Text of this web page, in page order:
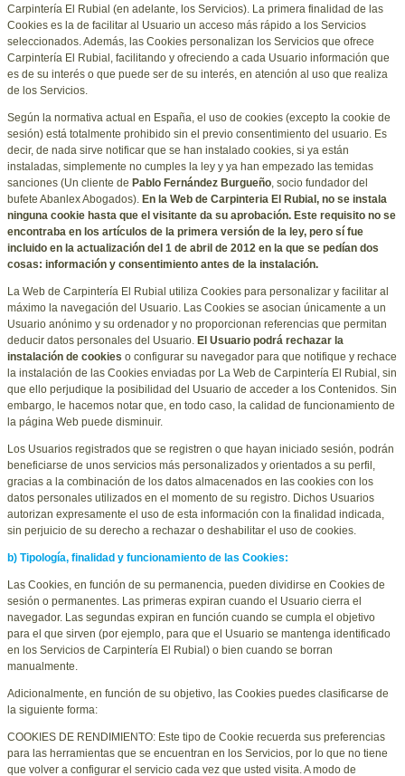
Carpintería El Rubial (en adelante, los Servicios). La primera finalidad de las
Cookies es la de facilitar al Usuario un acceso más rápido a los Servicios
seleccionados. Además, las Cookies personalizan los Servicios que ofrece
Carpintería El Rubial , facilitando y ofreciendo a cada Usuario información que
es de su interés o que puede ser de su interés, en atención al uso que realiza
de los Servicios.
Según la normativa actual en España, el uso de cookies (excepto la cookie de
sesión) está totalmente prohibido sin el previo consentimiento del usuario. Es
decir, de nada sirve notificar que se han instalado cookies, si ya están
instaladas, simplemente no cumples la ley y ya han empezado las temidas
sanciones (Un cliente de Pablo Fernández Burgueño, socio fundador del
bufete Abanlex Abogados). En la Web de Carpinteria El Rubial, no se instala
ninguna cookie hasta que el visitante da su aprobación. Este requisito no se
encontraba en los artículos de la primera versión de la ley, pero sí fue
incluido en la actualización del 1 de abril de 2012 en la que se pedían dos
cosas: información y consentimiento antes de la instalación.
La Web de Carpintería El Rubial utiliza Cookies para personalizar y facilitar al
máximo la navegación del Usuario. Las Cookies se asocian únicamente a un
Usuario anónimo y su ordenador y no proporcionan referencias que permitan
deducir datos personales del Usuario. El Usuario podrá rechazar la
instalación de cookies o configurar su navegador para que notifique y rechace
la instalación de las Cookies enviadas por La Web de Carpintería El Rubial , sin
que ello perjudique la posibilidad del Usuario de acceder a los Contenidos. Sin
embargo, le hacemos notar que, en todo caso, la calidad de funcionamiento de
la página Web puede disminuir.
Los Usuarios registrados que se registren o que hayan iniciado sesión, podrán
beneficiarse de unos servicios más personalizados y orientados a su perfil,
gracias a la combinación de los datos almacenados en las cookies con los
datos personales utilizados en el momento de su registro. Dichos Usuarios
autorizan expresamente el uso de esta información con la finalidad indicada,
sin perjuicio de su derecho a rechazar o deshabilitar el uso de cookies.
b) Tipología, finalidad y funcionamiento de las Cookies:
Las Cookies, en función de su permanencia, pueden dividirse en Cookies de
sesión o permanentes. Las primeras expiran cuando el Usuario cierra el
navegador. Las segundas expiran en función cuando se cumpla el objetivo
para el que sirven (por ejemplo, para que el Usuario se mantenga identificado
en los Servicios de Carpintería El Rubial ) o bien cuando se borran
manualmente.
Adicionalmente, en función de su objetivo, las Cookies puedes clasificarse de
la siguiente forma:
COOKIES DE RENDIMIENTO: Este tipo de Cookie recuerda sus preferencias
para las herramientas que se encuentran en los Servicios, por lo que no tiene
que volver a configurar el servicio cada vez que usted visita. A modo de